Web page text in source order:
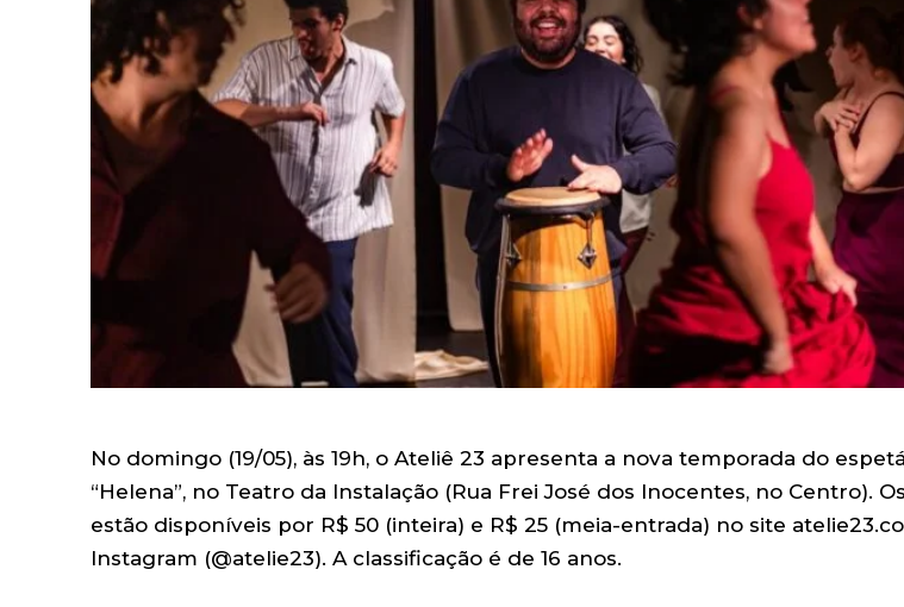
No domingo (19/05), às 19h, o Ateliê 23 apresenta a nova temporada do
“Helena”, no Teatro da Instalação (Rua Frei José dos Inocentes, no Centro).
estão disponíveis por R$ 50 (inteira) e R$ 25 (meia-entrada) no site
Instagram (@atelie23). A classificação é de 16 anos.